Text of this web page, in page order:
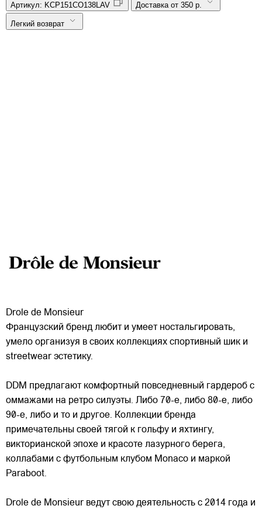
Артикул: KCP151CO138LAV Доставка от 350 р.
Легкий возврат
Drole de Monsieur
Французский бренд любит и умеет ностальгировать,
умело организуя в своих коллекциях спортивный шик и
streetwear эстетику.
DDM предлагают комфортный повседневный гардероб с
оммажами на ретро силуэты. Либо 70-е, либо 80-е, либо
90-е, либо и то и другое. Коллекции бренда
примечательны своей тягой к гольфу и яхтингу,
викторианской эпохе и красоте лазурного берега,
коллабами с футбольным клубом Monaco и маркой
Paraboot.
Drole de Monsieur ведут свою деятельность с 2014 года и